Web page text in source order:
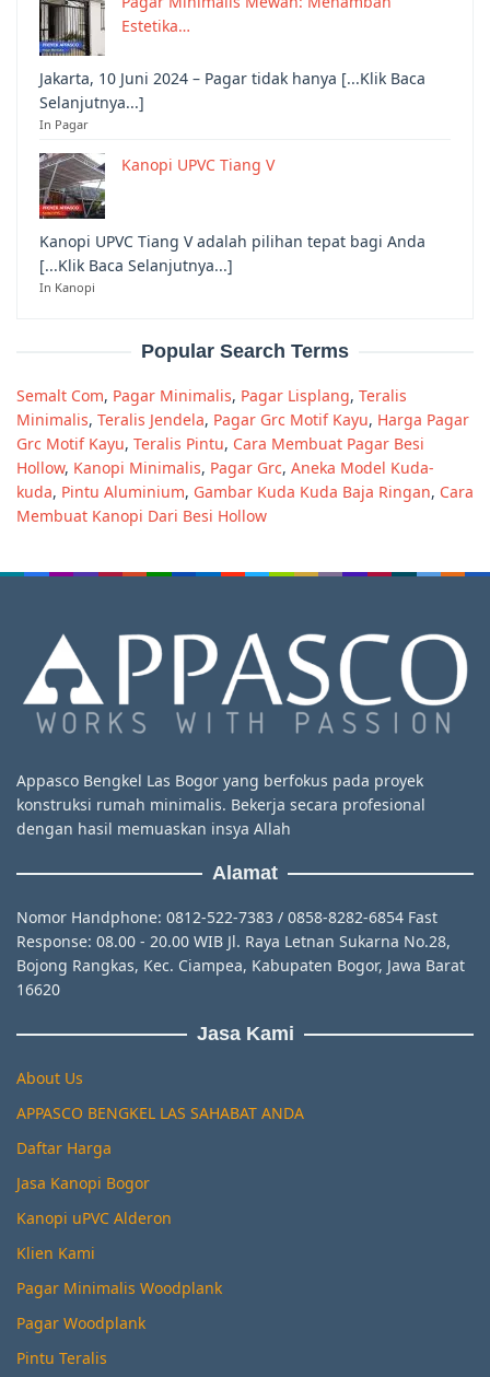
Estetika…
Jakarta, 10 Juni 2024 – Pagar tidak hanya [...Klik Baca
Selanjutnya...]
In Pagar
Kanopi UPVC Tiang V
Kanopi UPVC Tiang V adalah pilihan tepat bagi Anda
[...Klik Baca Selanjutnya...]
In Kanopi
Popular Search Terms
Semalt Com, Pagar Minimalis, Pagar Lisplang, Teralis
Minimalis, Teralis Jendela, Pagar Grc Motif Kayu, Harga Pagar
Grc Motif Kayu, Teralis Pintu, Cara Membuat Pagar Besi
Hollow, Kanopi Minimalis, Pagar Grc, Aneka Model Kuda-
kuda, Pintu Aluminium, Gambar Kuda Kuda Baja Ringan, Cara
Membuat Kanopi Dari Besi Hollow
Appasco Bengkel Las Bogor yang berfokus pada proyek
konstruksi rumah minimalis. Bekerja secara profesional
dengan hasil memuaskan insya Allah
Alamat
Nomor Handphone: 0812-522-7383 / 0858-8282-6854 Fast
Response: 08.00 - 20.00 WIB Jl. Raya Letnan Sukarna No.28,
Bojong Rangkas, Kec. Ciampea, Kabupaten Bogor, Jawa Barat
16620
Jasa Kami
About Us
APPASCO BENGKEL LAS SAHABAT ANDA
Daftar Harga
Jasa Kanopi Bogor
Kanopi uPVC Alderon
Klien Kami
Pagar Minimalis Woodplank
Pagar Woodplank
Pintu Teralis